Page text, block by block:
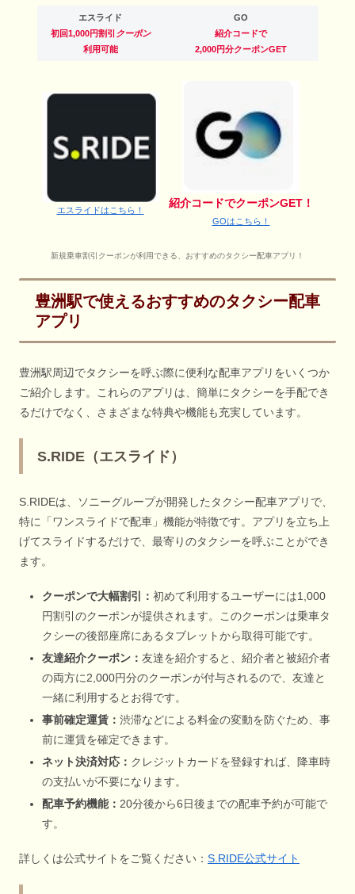
エスライド
初回1,000円割引 クーポン
利用可能
GO
紹介コードで
2,000円分クーポンGET
エスライドはこちら！
紹介コードでクーポンGET！
GOはこちら！
新規乗車割引クーポンが利用できる、おすすめのタクシー配車アプリ！
豊洲駅で使えるおすすめのタクシー配車
アプリ
豊洲駅周辺でタクシーを呼ぶ際に便利な配車アプリをいくつか
ご紹介します。これらのアプリは、簡単にタクシーを手配でき
るだけでなく、さまざまな特典や機能も充実しています。
S.RIDE（エスライド）
S.RIDEは、ソニーグループが開発したタクシー配車アプリで、
特に「ワンスライドで配車」機能が特徴です。アプリを立ち上
げてスライドするだけで、最寄りのタクシーを呼ぶことができ
ます。
クーポンで大幅割引： 初めて利用するユーザーには1,000
円割引のクーポンが提供されます。このクーポンは乗車タ
クシーの後部座席にあるタブレットから取得可能です。
友達紹介クーポン： 友達を紹介すると、紹介者と被紹介者
の両方に2,000円分のクーポンが付与されるので、友達と
一緒に利用するとお得です。
事前確定運賃： 渋滞などによる料金の変動を防ぐため、事
前に運賃を確定できます。
ネット決済対応： クレジットカードを登録すれば、降車時
の支払いが不要になります。
配車予約機能： 20分後から6日後までの配車予約が可能で
す。
詳しくは公式サイトをご覧ください： S.RIDE公式サイト